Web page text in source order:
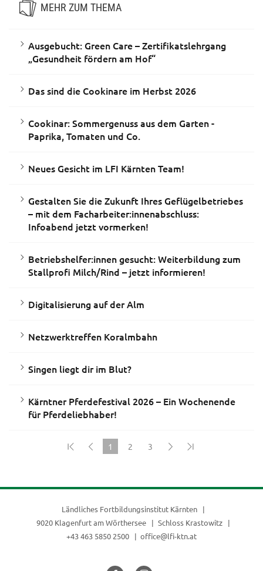
MEHR ZUM THEMA
Ausgebucht: Green Care – Zertifikatslehrgang
„Gesundheit fördern am Hof“
Das sind die Cookinare im Herbst 2026
Cookinar: Sommergenuss aus dem Garten -
Paprika, Tomaten und Co.
Neues Gesicht im LFI Kärnten Team!
Gestalten Sie die Zukunft Ihres Geflügelbetriebes
– mit dem Facharbeiter:innenabschluss:
Infoabend jetzt vormerken!
Betriebshelfer:innen gesucht: Weiterbildung zum
Stallprofi Milch/Rind – jetzt informieren!
Digitalisierung auf der Alm
Netzwerktreffen Koralmbahn
Singen liegt dir im Blut?
Kärntner Pferdefestival 2026 – Ein Wochenende
für Pferdeliebhaber!
1
2 3
Ländliches Fortbildungsinstitut Kärnten
9020 Klagenfurt am Wörthersee
Schloss Krastowitz
+43 463 5850 2500
office@lfi-ktn.at